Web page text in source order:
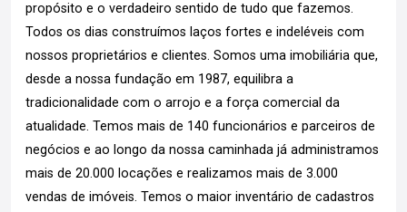
propósito e o verdadeiro sentido de tudo que fazemos.
Todos os dias construímos laços fortes e indeléveis com
nossos proprietários e clientes. Somos uma imobiliária que,
desde a nossa fundação em 1987, equilibra a
tradicionalidade com o arrojo e a força comercial da
atualidade. Temos mais de 140 funcionários e parceiros de
negócios e ao longo da nossa caminhada já administramos
mais de 20.000 locações e realizamos mais de 3.000
vendas de imóveis. Temos o maior inventário de cadastros